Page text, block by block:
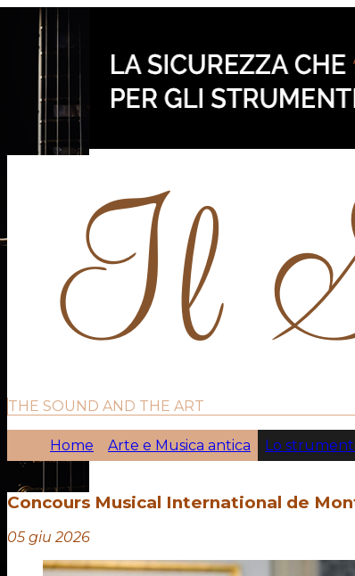
THE SOUND AND THE ART
Home Arte e Musica antica Lo
Concours Musical International de
05 giu 2026